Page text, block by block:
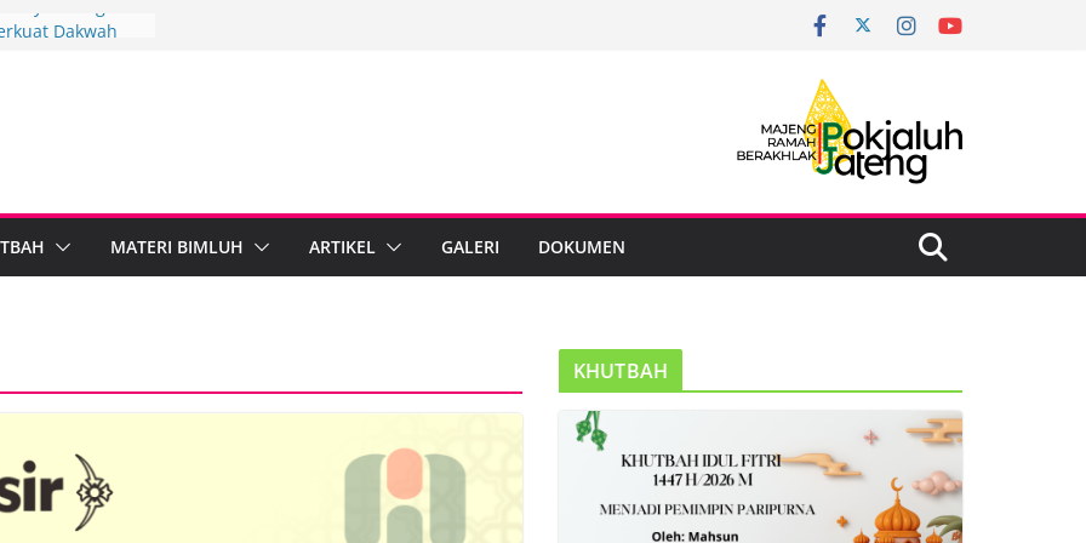
Agama
Penyuluh
Brebes
Implementasi
MATERI BIMLUH ARTIKEL GALERI DOKUMEN
KHUTBAH